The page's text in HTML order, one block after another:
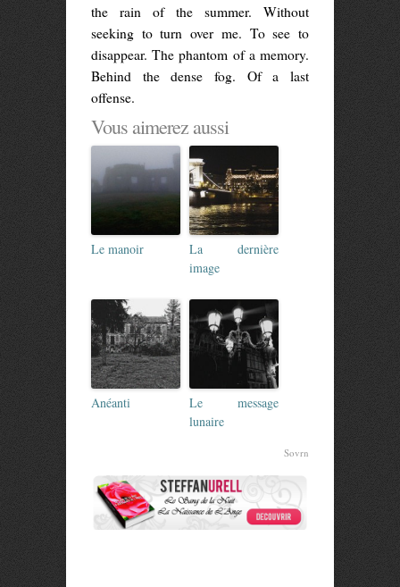
the rain of the summer. Without
seeking to turn over me. To see to
disappear. The phantom of a memory.
Behind the dense fog. Of a last
offense.
Vous aimerez aussi
Le manoir
La dernière
image
Anéanti
Le message
lunaire
Sovrn